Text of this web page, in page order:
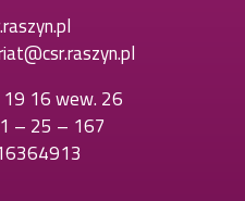
karcie
w
nowej
karcie
16 wew. 26
– 25 – 167